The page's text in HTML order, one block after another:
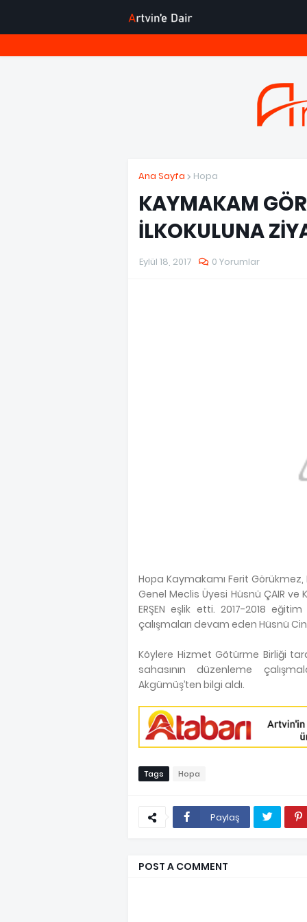
Ana Sayfa Hopa
KAYMAKAM
İLKOKULUNA
Eylül 18, 2017 0 Yorumlar
Hopa Kaymakamı Ferit
Genel Meclis Üyesi Hüsnü ÇAIR
ERŞEN eşlik etti. 2017-2018
çalışmaları devam eden Hüsnü
Köylere Hizmet Götürme Birliği
sahasının düzenleme
Akgümüş’ten bilgi aldı.
Tags Hopa
Paylaş
POST A COMMENT